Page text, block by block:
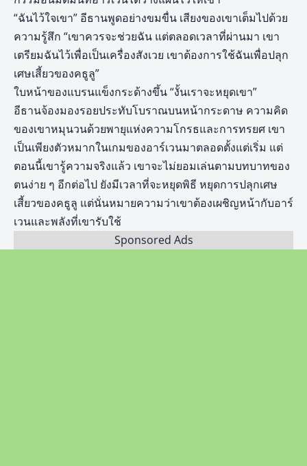
“ฉันไว้ใจเขา” อีธานพูดอย่างขมขื่น เสียงของเขาเต็มไปด้วย
ความรู้สึก “เขาควรจะช่วยฉัน แต่ตลอดเวลาที่ผ่านมา เขา
เตรียมฉันไว้เพื่อเป็นเครื่องสังเวย เขาต้องการใช้ฉันเพื่อปลุก
เศษเสี้ยวของคธูลู”
ใบหน้าของแบรนแข็งกระด้างขึ้น “งั้นเราจะหยุดเขา”
อีธานจ้องมองรอยประทับโบราณบนหน้ากระดาษ ความคิด
ของเขาหมุนวนด้วยพายุแห่งความโกรธและการทรยศ เขา
เป็นเพียงตัวหมากในเกมของอาร์เวนมาตลอดตั้งแต่เริ่ม แต่
ตอนนี้เขารู้ความจริงแล้ว เขาจะไม่ยอมเล่นตามบทบาทของ
ตนง่าย ๆ อีกต่อไป ยังมีเวลาที่จะหยุดพิธี หยุดการปลุกเศษ
เสี้ยวของคธูลู แต่นั่นหมายความว่าเขาต้องเผชิญหน้ากับอาร์
เวนและพลังที่เขารับใช้
Sponsored Ads